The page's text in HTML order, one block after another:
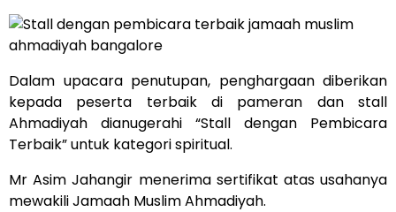
Dalam upacara penutupan, penghargaan diberikan
kepada peserta terbaik di pameran dan stall
Ahmadiyah dianugerahi “Stall dengan Pembicara
Terbaik” untuk kategori spiritual.
Mr Asim Jahangir menerima sertifikat atas usahanya
mewakili Jamaah Muslim Ahmadiyah.